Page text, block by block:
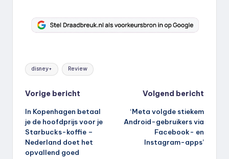
Tags:
disney+ Review
Bericht
navigatie
Vorige bericht
In Kopenhagen betaal
je de hoofdprijs voor je
Starbucks-koffie –
Nederland doet het
opvallend goed
Volgend bericht
‘Meta volgde stiekem
Android-gebruikers via
Facebook- en
Instagram-apps’